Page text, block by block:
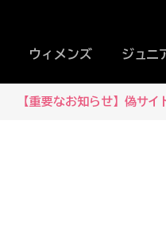
ウィメンズ ジュニ
【重要なお知らせ】偽サイ